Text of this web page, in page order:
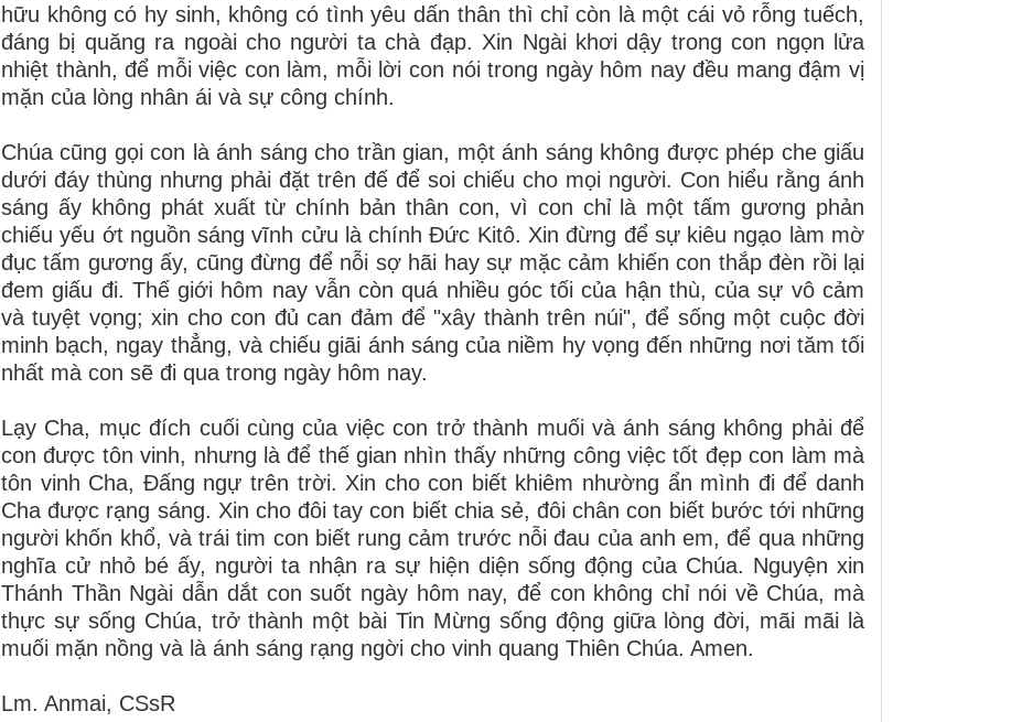
hữu không có hy sinh, không có tình yêu dấn thân thì chỉ còn là một cái vỏ rỗng tuếch,
đáng bị quăng ra ngoài cho người ta chà đạp. Xin Ngài khơi dậy trong con ngọn lửa
nhiệt thành, để mỗi việc con làm, mỗi lời con nói trong ngày hôm nay đều mang đậm vị
mặn của lòng nhân ái và sự công chính.
Chúa cũng gọi con là ánh sáng cho trần gian, một ánh sáng không được phép che giấu
dưới đáy thùng nhưng phải đặt trên đế để soi chiếu cho mọi người. Con hiểu rằng ánh
sáng ấy không phát xuất từ chính bản thân con, vì con chỉ là một tấm gương phản
chiếu yếu ớt nguồn sáng vĩnh cửu là chính Đức Kitô. Xin đừng để sự kiêu ngạo làm mờ
đục tấm gương ấy, cũng đừng để nỗi sợ hãi hay sự mặc cảm khiến con thắp đèn rồi lại
đem giấu đi. Thế giới hôm nay vẫn còn quá nhiều góc tối của hận thù, của sự vô cảm
và tuyệt vọng; xin cho con đủ can đảm để "xây thành trên núi", để sống một cuộc đời
minh bạch, ngay thẳng, và chiếu giãi ánh sáng của niềm hy vọng đến những nơi tăm tối
nhất mà con sẽ đi qua trong ngày hôm nay.
Lạy Cha, mục đích cuối cùng của việc con trở thành muối và ánh sáng không phải để
con được tôn vinh, nhưng là để thế gian nhìn thấy những công việc tốt đẹp con làm mà
tôn vinh Cha, Đấng ngự trên trời. Xin cho con biết khiêm nhường ẩn mình đi để danh
Cha được rạng sáng. Xin cho đôi tay con biết chia sẻ, đôi chân con biết bước tới những
người khốn khổ, và trái tim con biết rung cảm trước nỗi đau của anh em, để qua những
nghĩa cử nhỏ bé ấy, người ta nhận ra sự hiện diện sống động của Chúa. Nguyện xin
Thánh Thần Ngài dẫn dắt con suốt ngày hôm nay, để con không chỉ nói về Chúa, mà
thực sự sống Chúa, trở thành một bài Tin Mừng sống động giữa lòng đời, mãi mãi là
muối mặn nồng và là ánh sáng rạng ngời cho vinh quang Thiên Chúa. Amen.
Lm. Anmai, CSsR